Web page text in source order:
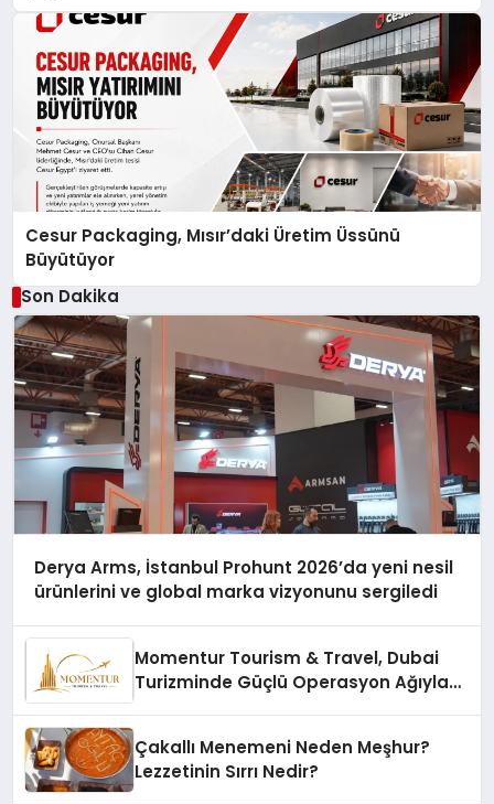
Cesur Packaging, Mısır’daki Üretim Üssünü
Büyütüyor
Son Dakika
Derya Arms, İstanbul Prohunt 2026’da yeni nesil
ürünlerini ve global marka vizyonunu sergiledi
Momentur Tourism & Travel, Dubai
Turizminde Güçlü Operasyon Ağıyla
Çakallı Menemeni Neden Meşhur?
Lezzetinin Sırrı Nedir?